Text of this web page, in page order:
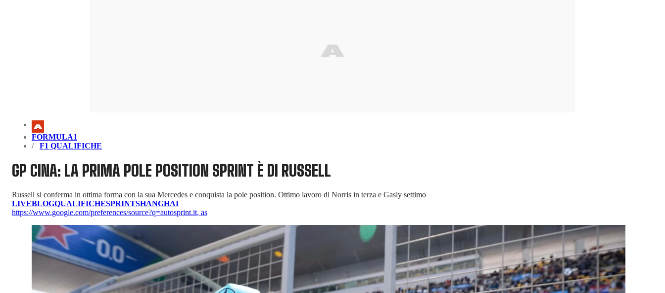
FORMULA1
F1 QUALIFICHE
GP CINA: LA PRIMA POLE POSITION SPRINT È DI RUSSELL
Russell si conferma in ottima forma con la sua Mercedes e conquista la pole position. Ottimo lavoro di Norris in terza e Gasly settimo
LIVEBLOGQUALIFICHESPRINTSHANGHAI
https://www.google.com/preferences/source?q=autosprint.it, as